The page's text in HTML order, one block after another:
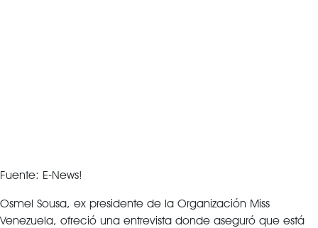
Fuente: E-News!
Osmel Sousa, ex presidente de la Organización Miss
Venezuela, ofreció una entrevista donde aseguró que está